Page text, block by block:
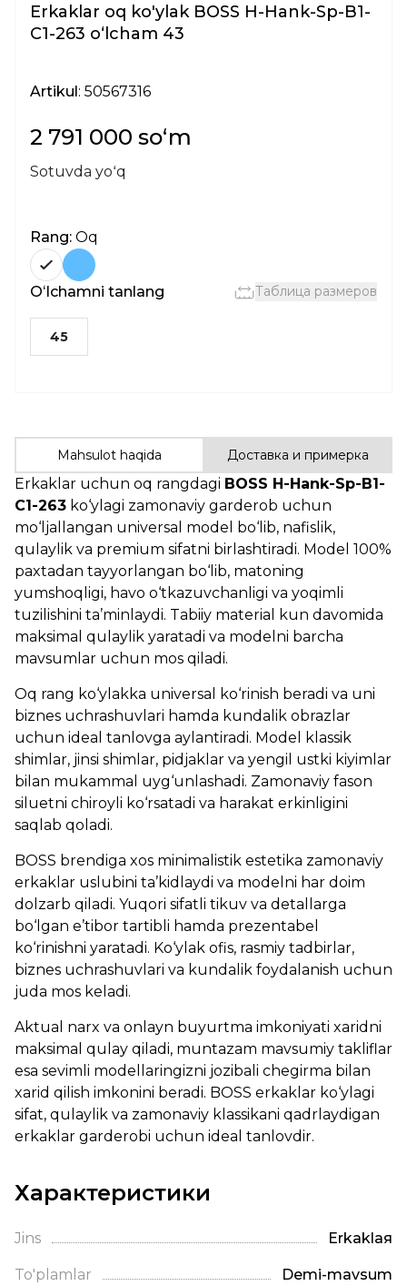
Erkaklar oq ko'ylak BOSS H-Hank-Sp-B1-
C1-263 oʻlcham 43
Artikul: 50567316
2 791 000 soʻm
Sotuvda yoʻq
Rang: Oq
Oʻlchamni tanlang Таблица размеров
45
Mahsulot haqida Доставка и примерка
Erkaklar uchun oq rangdagi BOSS H-Hank-Sp-B1-
C1-263 ko‘ylagi zamonaviy garderob uchun
mo‘ljallangan universal model bo‘lib, nafislik,
qulaylik va premium sifatni birlashtiradi. Model 100%
paxtadan tayyorlangan bo‘lib, matoning
yumshoqligi, havo o‘tkazuvchanligi va yoqimli
tuzilishini ta’minlaydi. Tabiiy material kun davomida
maksimal qulaylik yaratadi va modelni barcha
mavsumlar uchun mos qiladi.
Oq rang ko‘ylakka universal ko‘rinish beradi va uni
biznes uchrashuvlari hamda kundalik obrazlar
uchun ideal tanlovga aylantiradi. Model klassik
shimlar, jinsi shimlar, pidjaklar va yengil ustki kiyimlar
bilan mukammal uyg‘unlashadi. Zamonaviy fason
siluetni chiroyli ko‘rsatadi va harakat erkinligini
saqlab qoladi.
BOSS brendiga xos minimalistik estetika zamonaviy
erkaklar uslubini ta’kidlaydi va modelni har doim
dolzarb qiladi. Yuqori sifatli tikuv va detallarga
bo‘lgan e’tibor tartibli hamda prezentabel
ko‘rinishni yaratadi. Ko‘ylak ofis, rasmiy tadbirlar,
biznes uchrashuvlari va kundalik foydalanish uchun
juda mos keladi.
Aktual narx va onlayn buyurtma imkoniyati xaridni
maksimal qulay qiladi, muntazam mavsumiy takliflar
esa sevimli modellaringizni jozibali chegirma bilan
xarid qilish imkonini beradi. BOSS erkaklar ko‘ylagi
sifat, qulaylik va zamonaviy klassikani qadrlaydigan
erkaklar garderobi uchun ideal tanlovdir.
Характеристики
Jins Erkaklая
To'plamlar Demi-mavsum